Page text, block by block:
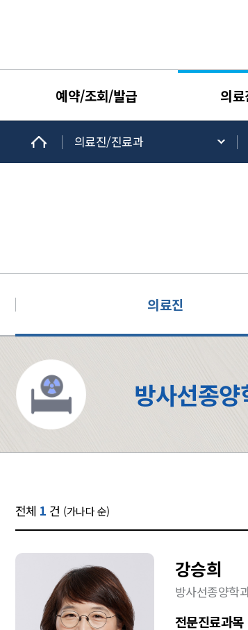
예약/조회/발급 의
의료진/진료과
의료진
방사선종양
전체 1 건 (가나다 순)
강승희
방사선종양학
전문진료과목